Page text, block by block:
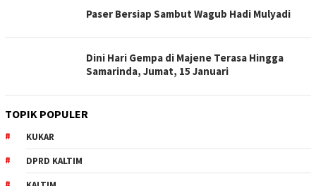
Paser Bersiap Sambut Wagub Hadi Mulyadi
Dini Hari Gempa di Majene Terasa Hingga
Samarinda, Jumat, 15 Januari
TOPIK POPULER
KUKAR
DPRD KALTIM